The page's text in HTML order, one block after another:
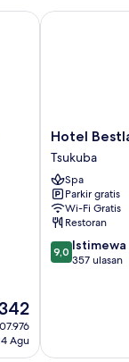
Agu
Hotel
Bestland
Tsukuba
Hotel
Tsukuba
Spa
Parkir gratis
Wi-Fi Gratis
Restoran
9.0
dari
9,0 Istimewa
357 ulasan
Hotel Bestland